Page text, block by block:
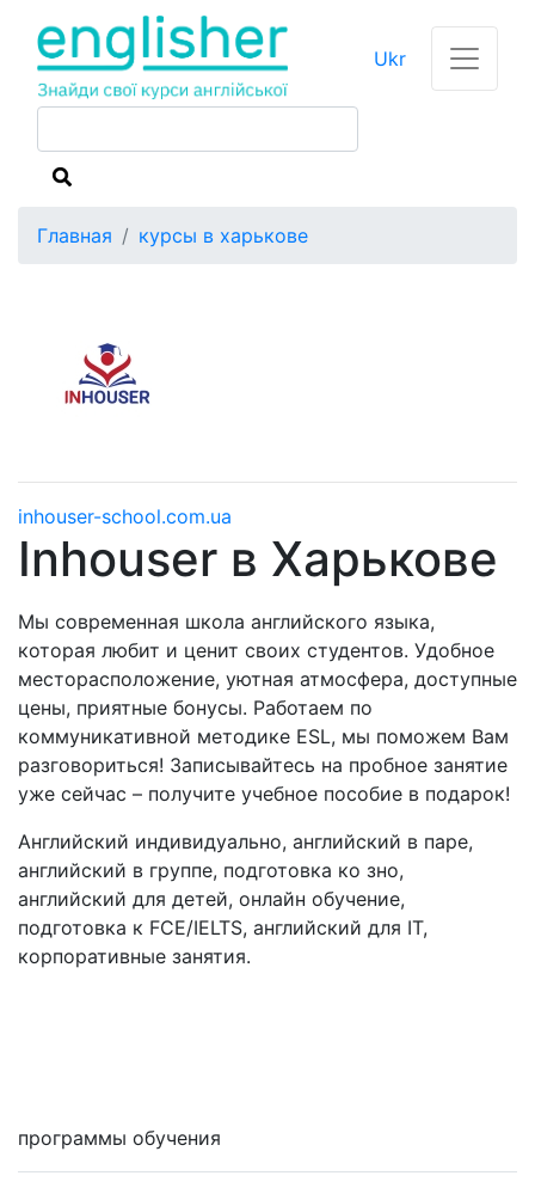
Ukr
Главная курсы в харькове
inhouser-school.com.ua
Inhouser в Харькове
Мы современная школа английского языка,
которая любит и ценит своих студентов. Удобное
месторасположение, уютная атмосфера, доступные
цены, приятные бонусы. Работаем по
коммуникативной методике ESL, мы поможем Вам
разговориться! Записывайтесь на пробное занятие
уже сейчас – получите учебное пособие в подарок!
Английский индивидуально, английский в паре,
английский в группе, подготовка ко зно,
английский для детей, онлайн обучение,
подготовка к FCE/IELTS, английский для IT,
корпоративные занятия.
программы обучения